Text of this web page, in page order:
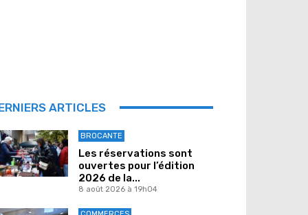
ARTICLES
BROCANTE
Les réservations sont
ouvertes pour l’édition
2026 de la...
8 août 2026 à 19h04